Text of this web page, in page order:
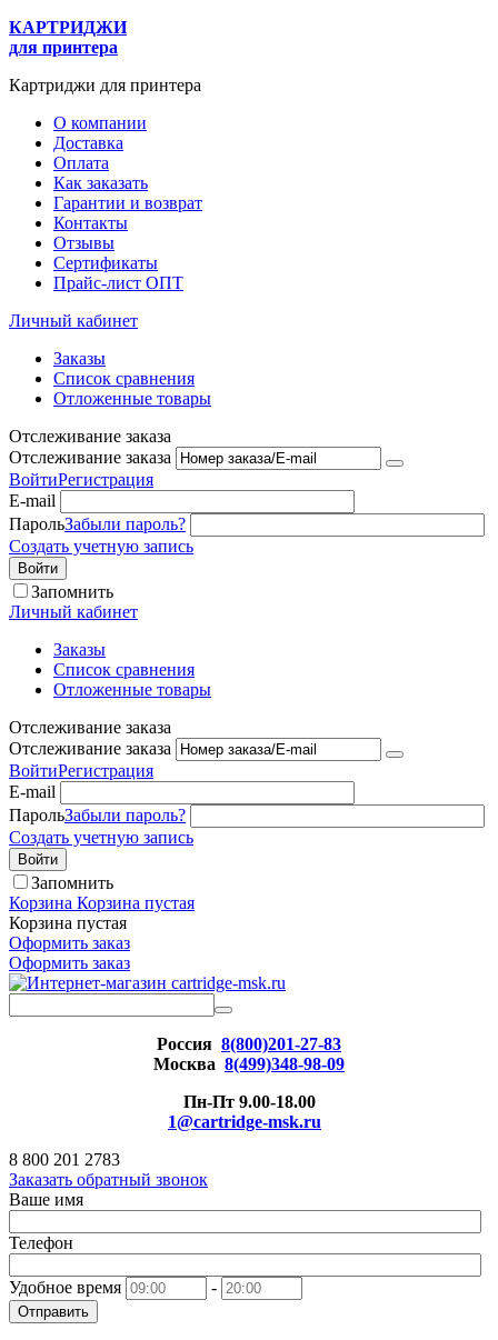
КАРТРИДЖИ
для принтера
Картриджи для принтера
О компании
Доставка
Оплата
Как заказать
Гарантии и возврат
Контакты
Отзывы
Сертификаты
Прайс-лист ОПТ
Личный кабинет
Заказы
Список сравнения
Отложенные товары
Отслеживание заказа
Отслеживание заказа
ВойтиРегистрация
E-mail
ПарольЗабыли пароль?
Создать учетную запись
Войти
Запомнить
Личный кабинет
Заказы
Список сравнения
Отложенные товары
Отслеживание заказа
Отслеживание заказа
ВойтиРегистрация
E-mail
ПарольЗабыли пароль?
Создать учетную запись
Войти
Запомнить
Корзина Корзина пустая
Корзина пустая
Оформить заказ
Оформить заказ
Россия 8(800)201-27-83
Москва 8(499)348-98-09
Пн-Пт 9.00-18.00
1@cartridge-msk.ru
8 800 201 2783
Заказать обратный звонок
Ваше имя
Телефон
Удобное время -
Отправить